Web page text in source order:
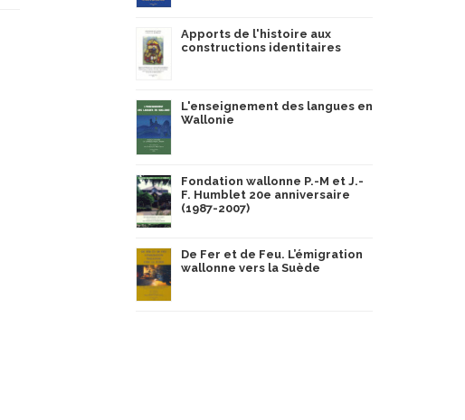
Apports de l'histoire aux
constructions identitaires
L'enseignement des langues en
Wallonie
Fondation wallonne P.-M et J.-
F. Humblet 20e anniversaire
(1987-2007)
De Fer et de Feu. L’émigration
wallonne vers la Suède